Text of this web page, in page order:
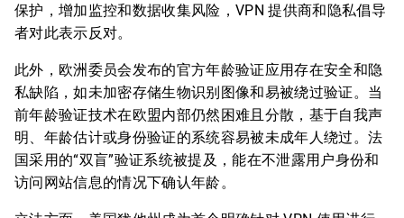
保护，增加监控和数据收集风险，VPN 提供商和隐私倡导
者对此表示反对。
此外，欧洲委员会发布的官方年龄验证应用存在安全和隐
私缺陷，如未加密存储生物识别图像和易被绕过验证。当
前年龄验证技术在欧盟内部仍然困难且分散，基于自我声
明、年龄估计或身份验证的系统容易被未成年人绕过。法
国采用的“双盲”验证系统被提及，能在不泄露用户身份和
访问网站信息的情况下确认年龄。